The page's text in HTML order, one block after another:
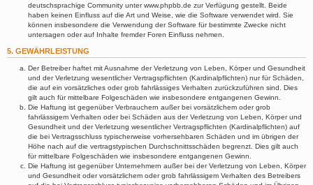
deutschsprachige Community unter www.phpbb.de zur Verfügung gestellt. Beide
haben keinen Einfluss auf die Art und Weise, wie die Software verwendet wird. Sie
können insbesondere die Verwendung der Software für bestimmte Zwecke nicht
untersagen oder auf Inhalte fremder Foren Einfluss nehmen.
5. GEWÄHRLEISTUNG
Der Betreiber haftet mit Ausnahme der Verletzung von Leben, Körper und Gesundheit
und der Verletzung wesentlicher Vertragspflichten (Kardinalpflichten) nur für Schäden,
die auf ein vorsätzliches oder grob fahrlässiges Verhalten zurückzuführen sind. Dies
gilt auch für mittelbare Folgeschäden wie insbesondere entgangenen Gewinn.
Die Haftung ist gegenüber Verbrauchern außer bei vorsätzlichem oder grob
fahrlässigem Verhalten oder bei Schäden aus der Verletzung von Leben, Körper und
Gesundheit und der Verletzung wesentlicher Vertragspflichten (Kardinalpflichten) auf
die bei Vertragsschluss typischerweise vorhersehbaren Schäden und im übrigen der
Höhe nach auf die vertragstypischen Durchschnittsschäden begrenzt. Dies gilt auch
für mittelbare Folgeschäden wie insbesondere entgangenen Gewinn.
Die Haftung ist gegenüber Unternehmern außer bei der Verletzung von Leben, Körper
und Gesundheit oder vorsätzlichem oder grob fahrlässigem Verhalten des Betreibers